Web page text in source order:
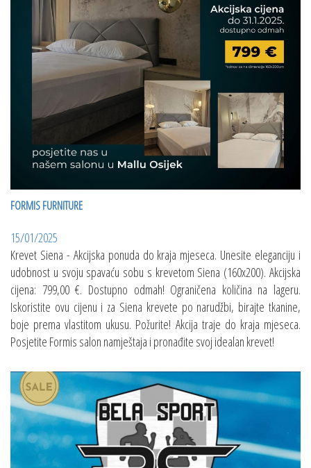
FORMIS FURNITURE
15/01/2025
Krevet Siena - Akcijska ponuda do kraja mjeseca. Unesite eleganciju i
udobnost u svoju spavaću sobu s krevetom Siena (160x200). Akcijska
cijena: 799,00 €. Dostupno odmah! Ograničena količina na lageru.
Iskoristite ovu cijenu i za Siena krevete po narudžbi, birajte tkanine,
boje prema vlastitom ukusu. Požurite! Akcija traje do kraja mjeseca.
Posjetite Formis salon namještaja i pronađite svoj idealan krevet!